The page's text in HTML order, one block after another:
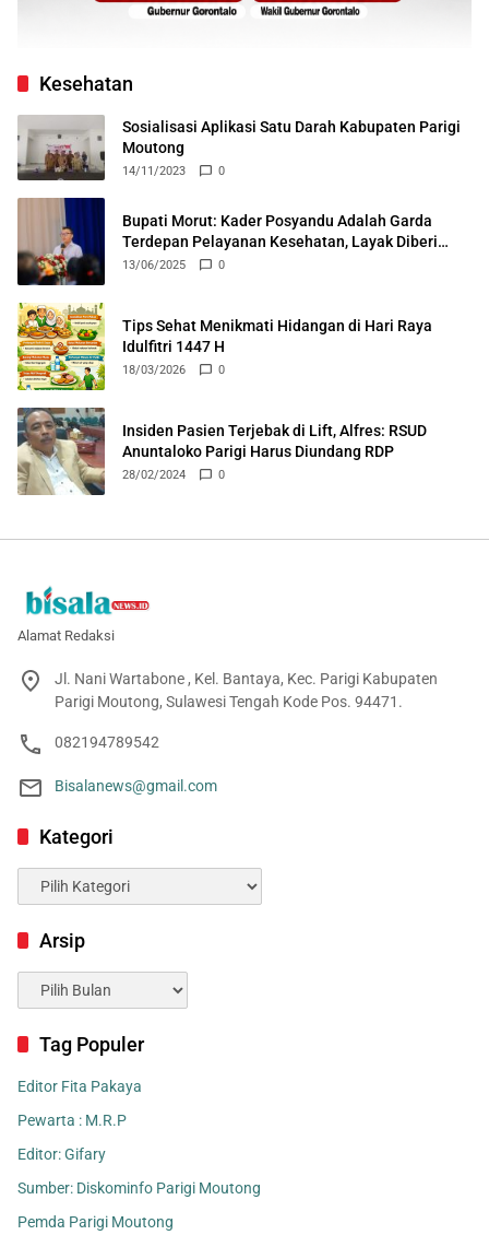
Kesehatan
Sosialisasi Aplikasi Satu Darah Kabupaten Parigi
Moutong
14/11/2023 0
Bupati Morut: Kader Posyandu Adalah Garda
Terdepan Pelayanan Kesehatan, Layak Diberi
Pelatihan dan Insentif
13/06/2025 0
Tips Sehat Menikmati Hidangan di Hari Raya
Idulfitri 1447 H
18/03/2026 0
Insiden Pasien Terjebak di Lift, Alfres: RSUD
Anuntaloko Parigi Harus Diundang RDP
28/02/2024 0
Alamat Redaksi
Jl. Nani Wartabone , Kel. Bantaya, Kec. Parigi Kabupaten
Parigi Moutong, Sulawesi Tengah Kode Pos. 94471.
082194789542
Bisalanews@gmail.com
Kategori
Kategori
Arsip
Arsip
Tag Populer
Editor Fita Pakaya
Pewarta : M.R.P
Editor: Gifary
Sumber: Diskominfo Parigi Moutong
Pemda Parigi Moutong